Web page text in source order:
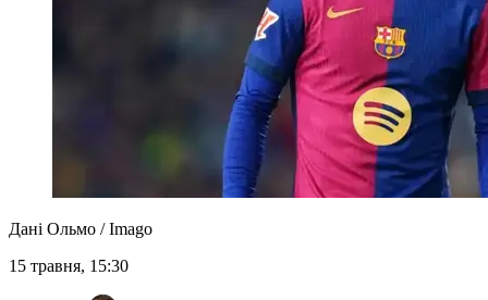
Дані Ольмо / Imago
15 травня, 15:30